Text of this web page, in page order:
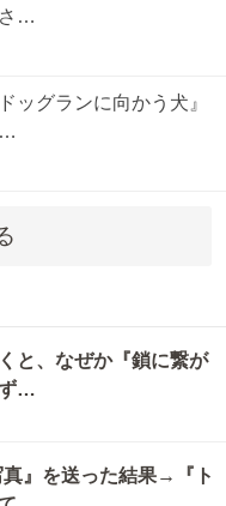
…
ッグランに向かう犬』
…
と、なぜか『鎖に繋が
…
』を送った結果→『ト